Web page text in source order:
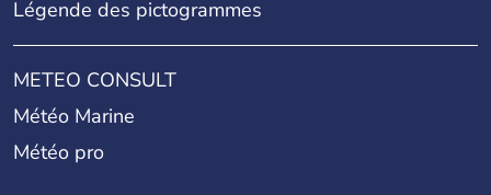
Légende des pictogrammes
METEO CONSULT
Météo Marine
Météo pro